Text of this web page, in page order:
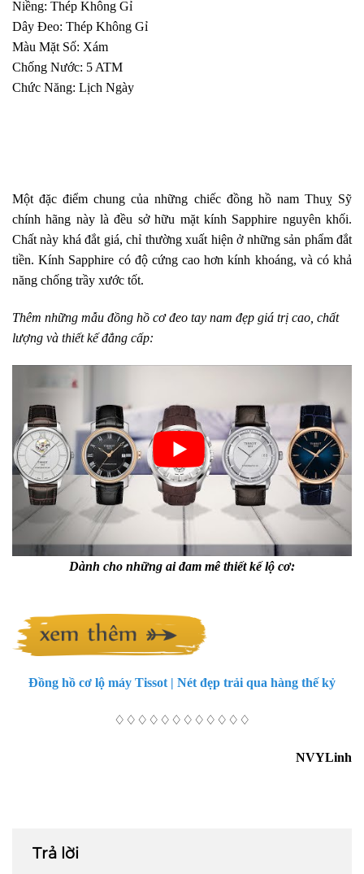
Niềng: Thép Không Gỉ
Dây Đeo: Thép Không Gỉ
Màu Mặt Số: Xám
Chống Nước: 5 ATM
Chức Năng: Lịch Ngày
Một đặc điểm chung của những chiếc đồng hồ nam Thuỵ Sỹ
chính hãng này là đều sở hữu mặt kính Sapphire nguyên khối.
Chất này khá đắt giá, chỉ thường xuất hiện ở những sản phẩm đắt
tiền. Kính Sapphire có độ cứng cao hơn kính khoáng, và có khả
năng chống trầy xước tốt.
Thêm những mẫu đồng hồ cơ đeo tay nam đẹp giá trị cao, chất
lượng và thiết kế đẳng cấp:
Dành cho những ai đam mê thiết kế lộ cơ:
Đồng hồ cơ lộ máy Tissot | Nét đẹp trải qua hàng thế kỷ
♢♢♢♢♢♢♢♢♢♢♢♢
NVYLinh
Trả lời